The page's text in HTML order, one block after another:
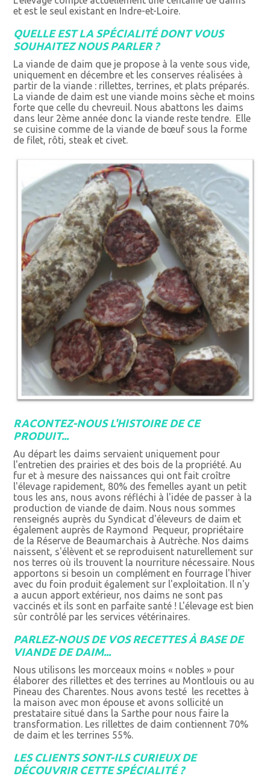
et est le seul existant en Indre-et-Loire.
QUELLE EST LA SPÉCIALITÉ DONT VOUS
SOUHAITEZ NOUS PARLER ?
La viande de daim que je propose à la vente sous vide,
uniquement en décembre et les conserves réalisées à
partir de la viande : rillettes, terrines, et plats préparés.
La viande de daim est une viande moins sèche et moins
forte que celle du chevreuil. Nous abattons les daims
dans leur 2ème année donc la viande reste tendre. Elle
se cuisine comme de la viande de bœuf sous la forme
de filet, rôti, steak et civet.
RACONTEZ-NOUS L'HISTOIRE DE CE
PRODUIT...
Au départ les daims servaient uniquement pour
l'entretien des prairies et des bois de la propriété. Au
fur et à mesure des naissances qui ont fait croître
l'élevage rapidement, 80% des femelles ayant un petit
tous les ans, nous avons réfléchi à l'idée de passer à la
production de viande de daim. Nous nous sommes
renseignés auprès du Syndicat d'éleveurs de daim et
également auprès de Raymond Pequeur, propriétaire
de la Réserve de Beaumarchais à Autrèche. Nos daims
naissent, s'élèvent et se reproduisent naturellement sur
nos terres où ils trouvent la nourriture nécessaire. Nous
apportons si besoin un complément en fourrage l'hiver
avec du foin produit également sur l'exploitation. Il n'y
a aucun apport extérieur, nos daims ne sont pas
vaccinés et ils sont en parfaite santé ! L'élevage est bien
sûr contrôlé par les services vétérinaires.
PARLEZ-NOUS DE VOS RECETTES À BASE DE
VIANDE DE DAIM...
Nous utilisons les morceaux moins « nobles » pour
élaborer des rillettes et des terrines au Montlouis ou au
Pineau des Charentes. Nous avons testé les recettes à
la maison avec mon épouse et avons sollicité un
prestataire situé dans la Sarthe pour nous faire la
transformation. Les rillettes de daim contiennent 70%
de daim et les terrines 55%.
LES CLIENTS SONT-ILS CURIEUX DE
DÉCOUVRIR CETTE SPÉCIALITÉ ?